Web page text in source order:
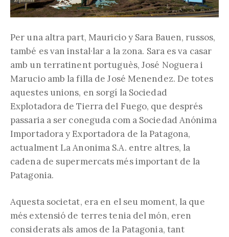
Per una altra part, Mauricio y Sara Bauen, russos,
també es van instal·lar a la zona. Sara es va casar
amb un terratinent portuguès, José Noguera i
Marucio amb la filla de José Menendez. De totes
aquestes unions, en sorgí la Sociedad
Explotadora de Tierra del Fuego, que després
passaria a ser coneguda com a Sociedad Anónima
Importadora y Exportadora de la Patagona,
actualment La Anonima S.A. entre altres, la
cadena de supermercats més important de la
Patagonia.
Aquesta societat, era en el seu moment, la que
més extensió de terres tenia del món, eren
considerats als amos de la Patagonia, tant